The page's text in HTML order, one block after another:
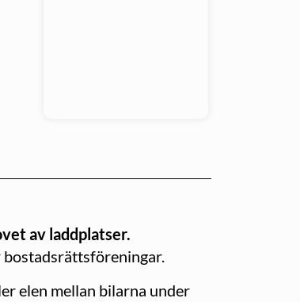
av laddplatser.
bostadsrättsföreningar.
elen mellan bilarna under